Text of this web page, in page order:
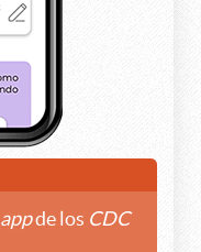
appde los CDC